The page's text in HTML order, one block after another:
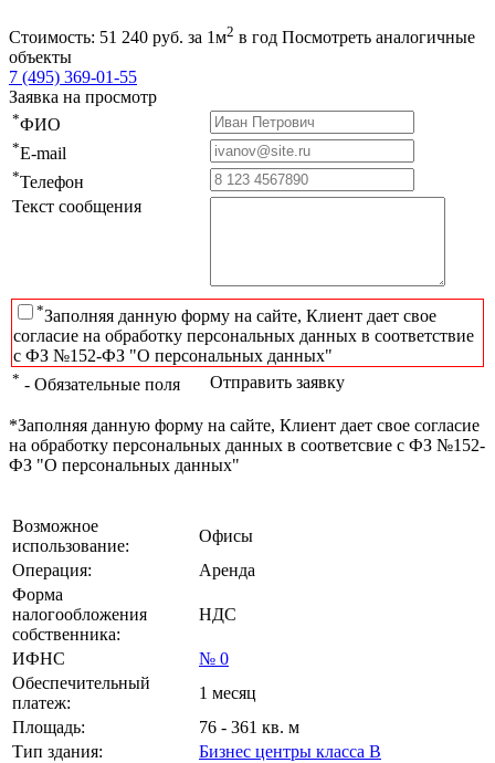
Стоимость: 51 240 руб. за 1м2 в год Посмотреть аналогичные
объекты
7 (495) 369-01-55
Заявка на просмотр
*ФИО
*E-mail
*Телефон
Текст сообщения
*Заполняя данную форму на сайте, Клиент дает свое
согласие на обработку персональных данных в соответствие
с ФЗ №152-ФЗ "О персональных данных"
* - Обязательные поля Отправить заявку
*Заполняя данную форму на сайте, Клиент дает свое согласие
на обработку персональных данных в соответсвие с ФЗ №152-
ФЗ "О персональных данных"
Возможное
использование:
Офисы
Операция:
Аренда
Форма
налогообложения
собственника:
НДС
ИФНС
№ 0
Обеспечительный
платеж:
1 месяц
Площадь:
76 - 361 кв. м
Тип здания:
Бизнес центры класса B